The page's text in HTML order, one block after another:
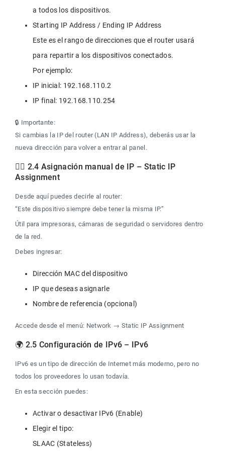
Starting IP Address / Ending IP Address
Este es el rango de direcciones que el router usará
para repartir a los dispositivos conectados.
Por ejemplo:
🔒 Importante:
Si cambias la IP del router (LAN IP Address), deberás usar la
nueva dirección para volver a entrar al panel.
🧍‍♂️ 2.4 Asignación manual de IP – Static IP
Assignment
Desde aquí puedes decirle al router:
“Este dispositivo siempre debe tener la misma IP.”
Útil para impresoras, cámaras de seguridad o servidores dentro
de la red.
Debes ingresar:
IP que deseas asignarle
Accede desde el menú: Network → Static IP Assignment
🌍 2.5 Configuración de IPv6 – IPv6
IPv6 es un tipo de dirección de Internet más moderno, pero no
todos los proveedores lo usan todavía.
En esta sección puedes:
Elegir el tipo:
SLAAC (Stateless)